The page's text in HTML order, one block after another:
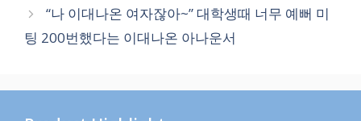
“나 이대나온 여자잖아~” 대학생때 너무 예뻐 미
팅 200번했다는 이대나온 아나운서